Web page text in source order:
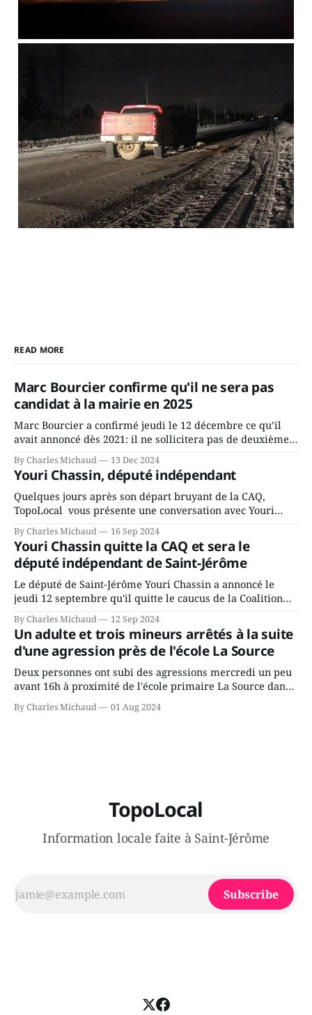
READ MORE
Marc Bourcier confirme qu'il ne sera pas
candidat à la mairie en 2025
Marc Bourcier a confirmé jeudi le 12 décembre ce qu’il
avait annoncé dès 2021: il ne sollicitera pas de deuxième
fait l’annonce en s’adressant aux employés de la ville,
rassemblés en soirée pour leur traditionnel souper
By Charles Michaud 13 Dec 2024
Youri Chassin, député indépendant
Quelques jours après son départ bruyant de la CAQ,
TopoLocal vous présente une conversation avec Youri
depuis longtemps? Sera-t-il candidat indépendant dans 2
ans? Joindrait-il un autre parti, par exemple les
conservateurs d’Éric Duhaime? Que lui
By Charles Michaud 16 Sep 2024
Youri Chassin quitte la CAQ et sera le
député indépendant de Saint-Jérôme
Le député de Saint-Jérôme Youri Chassin a annoncé le
jeudi 12 septembre qu'il quitte le caucus de la Coalition
gouvernement de la CAQ, surtout de son incapacité, qu'il
juge chronique, à offrir des
By Charles Michaud 12 Sep 2024
Un adulte et trois mineurs arrêtés à la suite
d'une agression près de l'école La Source
Deux personnes ont subi des agressions mercredi un peu
avant 16h à proximité de l'école primaire La Source dans
victimes aurait été écrasée sous un véhicule et aspergée
By Charles Michaud 01 Aug 2024
TopoLocal
Information locale faite à Saint-Jérôme
Subscribe